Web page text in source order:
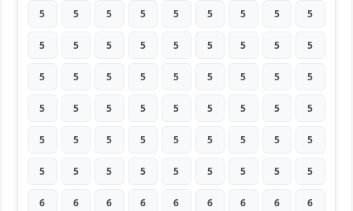
5 5 5 5 5 5 5 5 5
5 5 5 5 5 5 5 5 5
5 5 5 5 5 5 5 5 5
5 5 5 5 5 5 5 5 5
5 5 5 5 5 5 5 5 5
5 5 5 5 5 5 5 5 5
6 6 6 6 6 6 6 6 6